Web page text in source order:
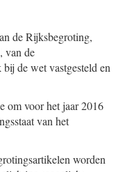
de Rijksbegroting,
van de
de wet vastgesteld en
om voor het jaar 2016
van het
worden